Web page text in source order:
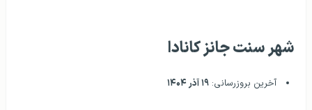
شهر سنت جانز کانادا
آخرین بروزرسانی: ۱۹ آذر ۱۴۰۴